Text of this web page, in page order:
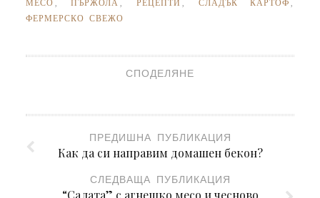
МЕСО
ПЪРЖОЛА РЕЦЕПТИ СЛАДЪК КАРТОФ
ФЕРМЕРСКО СВЕЖО
СПОДЕЛЯНЕ
ПРЕДИШНА ПУБЛИКАЦИЯ
Как да си направим домашен бекон?
СЛЕДВАЩА ПУБЛИКАЦИЯ